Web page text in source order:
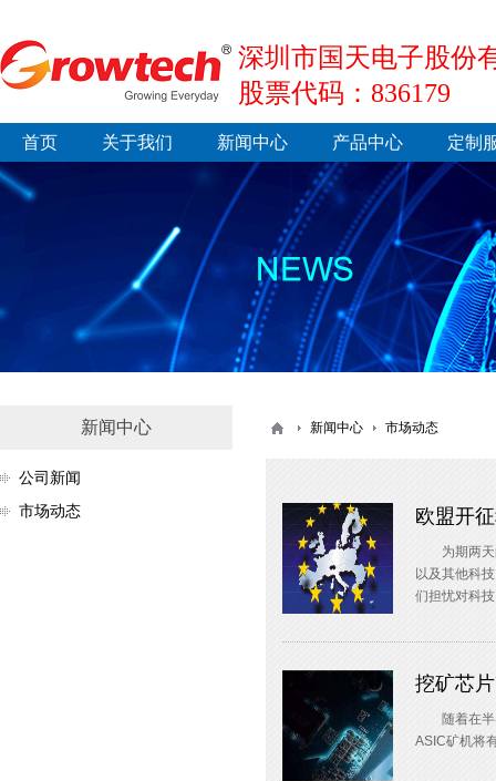
深圳市国天电子股份
股票代码：836179
首页 关于我们 新闻中心 产品中心 定制
新闻中心
公司新闻
市场动态
新闻中心 市场动态
欧盟开
为期两天的
以及其他科
们担忧对科
挖矿芯
随着在半导
ASIC矿机将